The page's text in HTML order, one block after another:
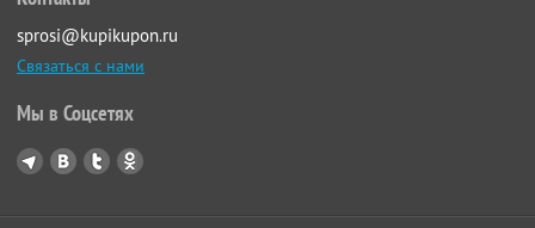
sprosi@kupikupon.ru
Связаться с нами
Мы в Соцсетях